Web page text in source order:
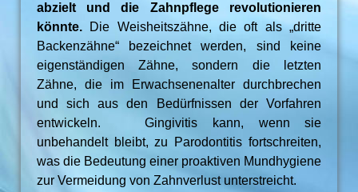
abzielt und die Zahnpflege revolutionieren
könnte.
Die Weisheitszähne, die oft als „dritte
Backenzähne“ bezeichnet werden, sind keine
eigenständigen Zähne, sondern die letzten
Zähne, die im Erwachsenenalter durchbrechen
und sich aus den Bedürfnissen der Vorfahren
entwickeln. Gingivitis kann, wenn sie
unbehandelt bleibt, zu Parodontitis fortschreiten,
was die Bedeutung einer proaktiven Mundhygiene
zur Vermeidung von Zahnverlust unterstreicht.